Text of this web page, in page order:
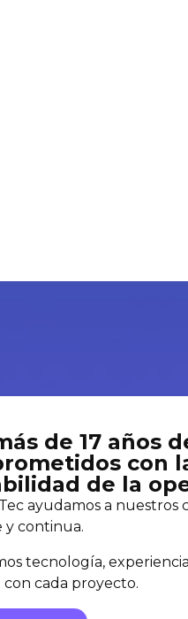
de 17 años
con
de la
ayudamos a nuestros
y continua.
tecnología,
cada proyecto.